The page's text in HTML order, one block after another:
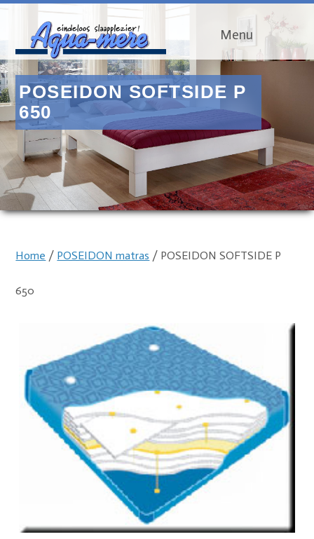
Menu
POSEIDON SOFTSIDE P
650
Home / POSEIDON matras / POSEIDON SOFTSIDE P
650